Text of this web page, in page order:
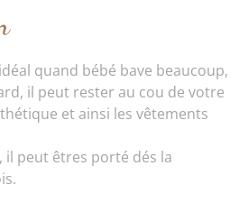
quand bébé bave beaucoup,
il peut rester au cou de votre
et ainsi les vêtements
il peut êtres porté dés la